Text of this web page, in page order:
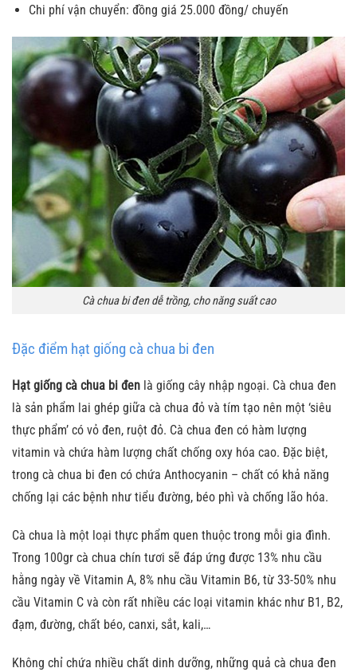
Chi phí vận chuyển: đồng giá 25.000 đồng/ chuyến
Cà chua bi đen dễ trồng, cho năng suất cao
Đặc điểm hạt giống cà chua bi đen
Hạt giống cà chua bi đen là giống cây nhập ngoại. Cà chua đen
là sản phẩm lai ghép giữa cà chua đỏ và tím tạo nên một ‘siêu
thực phẩm’ có vỏ đen, ruột đỏ. Cà chua đen có hàm lượng
vitamin và chứa hàm lượng chất chống oxy hóa cao. Đặc biệt,
trong cà chua bi đen có chứa Anthocyanin – chất có khả năng
chống lại các bệnh như tiểu đường, béo phì và chống lão hóa.
Cà chua là một loại thực phẩm quen thuộc trong mỗi gia đình.
Trong 100gr cà chua chín tươi sẽ đáp ứng được 13% nhu cầu
hằng ngày về Vitamin A, 8% nhu cầu Vitamin B6, từ 33-50% nhu
cầu Vitamin C và còn rất nhiều các loại vitamin khác như B1, B2,
đạm, đường, chất béo, canxi, sắt, kali,…
Không chỉ chứa nhiều chất dinh dưỡng, những quả cà chua đen